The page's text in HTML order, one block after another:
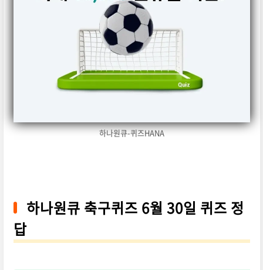
하나원큐-퀴즈HANA
하나원큐 축구퀴즈 6월 30일 퀴즈 정
답